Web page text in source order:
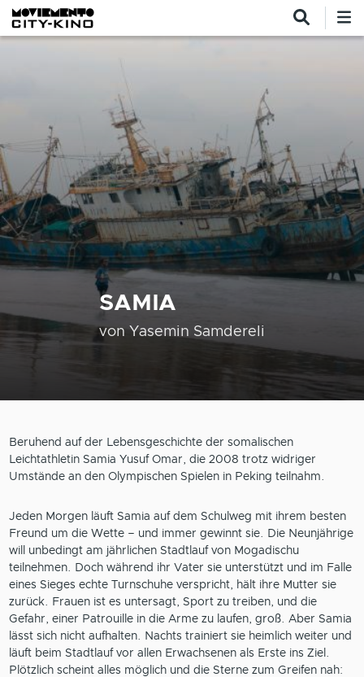
Direkt zum Inhalt
SAMIA
vonYasemin Samdereli
Beruhend auf der Lebensgeschichte der somalischen
Leichtathletin Samia Yusuf Omar, die 2008 trotz widriger
Umstände an den Olympischen Spielen in Peking teilnahm.
Jeden Morgen läuft Samia auf dem Schulweg mit ihrem besten
Freund um die Wette – und immer gewinnt sie. Die Neunjährige
will unbedingt am jährlichen Stadtlauf von Mogadischu
teilnehmen. Doch während ihr Vater sie unterstützt und im Falle
eines Sieges echte Turnschuhe verspricht, hält ihre Mutter sie
zurück. Frauen ist es untersagt, Sport zu treiben, und die
Gefahr, einer Patrouille in die Arme zu laufen, groß. Aber Samia
lässt sich nicht aufhalten. Nachts trainiert sie heimlich weiter und
läuft beim Stadtlauf vor allen Erwachsenen als Erste ins Ziel.
Plötzlich scheint alles möglich und die Sterne zum Greifen nah: